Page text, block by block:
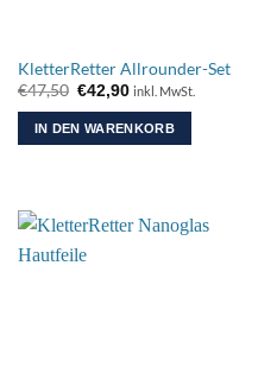
KletterRetter Allrounder-Set
€47,50 Ursprünglicher
Preis
war:
€47,50
€42,90Aktueller
ist:
€42,90.
inkl. MwSt.
IN DEN WARENKORB